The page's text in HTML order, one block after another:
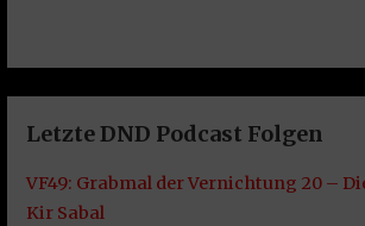
Letzte DND Podcast Folgen
VF49: Grabmal der Vernichtung 20 –
Kir Sabal